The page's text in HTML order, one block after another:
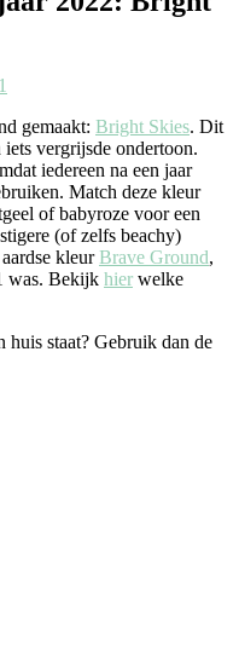
gemaakt: Bright Skies. Dit
vergrijsde ondertoon.
iedereen na een jaar
Match deze kleur
of babyroze voor een
(of zelfs beachy)
kleurBrave Ground,
was. Bekijk hier welke
staat? Gebruik dan de